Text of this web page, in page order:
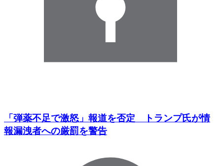
「弾薬不足で激怒」報道を否定 トランプ氏が情
報漏洩者への厳罰を警告